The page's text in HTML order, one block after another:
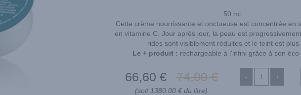
50 ml
Cette crème nourrissante et onctueuse est concentrée en
en vitamine C. Jour après jour, la peau est
rides sont visiblement réduites et le teint est plus
Le + produit : rechargeable à l'infini grâce à son
66,60 € 74,00 €
(soit 1380.00 € du litre)
- +